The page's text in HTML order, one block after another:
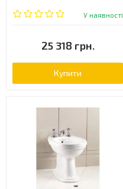
У наявності
25 318 грн.
Купити